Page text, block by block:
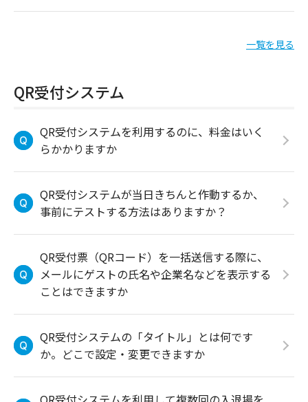
一覧を見る
QR受付システム
QR受付システムを利用するのに、料金はいく
らかかりますか
QR受付システムが当日きちんと作動するか、
事前にテストする方法はありますか？
QR受付票（QRコード）を一括送信する際に、
メールにゲストの氏名や企業名などを表示する
ことはできますか
QR受付システムの「タイトル」とは何です
か。どこで設定・変更できますか